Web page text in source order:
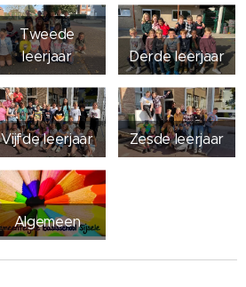
Tweede
leerjaar
Derde leerjaar
Vijfde leerjaar Zesde leerjaar
Algemeen